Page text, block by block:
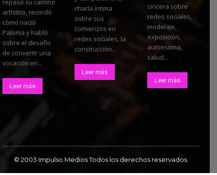
repasó su camino
artístico, recordó
cómo nació
Paloma y habló
sobre el desafío
de convertir una
vocación en...
Leer más
charla íntima
sobre sus
comienzos en
redes sociales, la
construcción...
Leer más
sincera sobre
redes sociales,
modelaje,
exposición,
autoestima,
salud...
Leer más
© 2003 Impulso Medios Todos los derechos reservados.